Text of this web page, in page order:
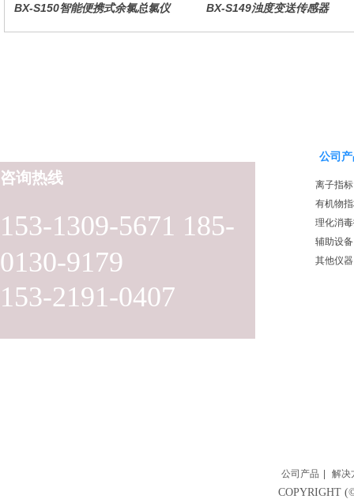
BX-S150智能便携式余氯总氯仪 BX-S149浊度变送传感器
153-1309-5671 185-
0130-9179
153-2191-0407
咨询热线
公司
离子指标
有机物
理化消
辅助设备
其他仪器
公司产品 解决
COPYRIGHT